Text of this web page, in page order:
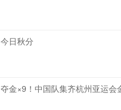
今日秋分
夺金×9！中国队集齐杭州亚运会